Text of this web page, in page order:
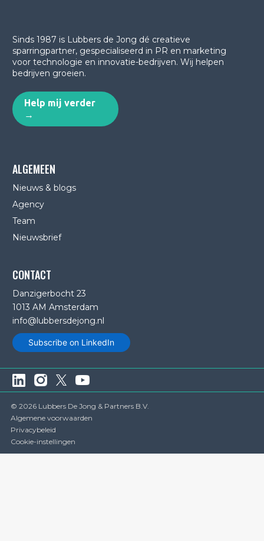
Sinds 1987 is Lubbers de Jong dé creatieve
sparringpartner, gespecialiseerd in PR en marketing
voor technologie en innovatie-bedrijven. Wij helpen
bedrijven groeien.
Help mij verder
→
ALGEMEEN
Nieuws & blogs
Agency
Team
Nieuwsbrief
CONTACT
Danzigerbocht 23
1013 AM Amsterdam
info@lubbersdejong.nl
Subscribe on LinkedIn
© 2026 Lubbers De Jong & Partners B.V.
Algemene voorwaarden
Privacybeleid
Cookie-instellingen